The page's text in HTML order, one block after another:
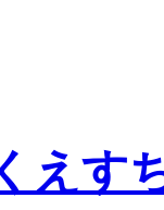
えす